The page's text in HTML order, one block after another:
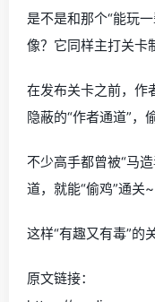
是不是和那个“能玩
像？它同样主打关卡
在发布关卡之前，作
隐蔽的“作者通道”，
不少高手都曾被“马
道，就能“偷鸡”通关~
这样“有趣又有毒”的
原文链接：